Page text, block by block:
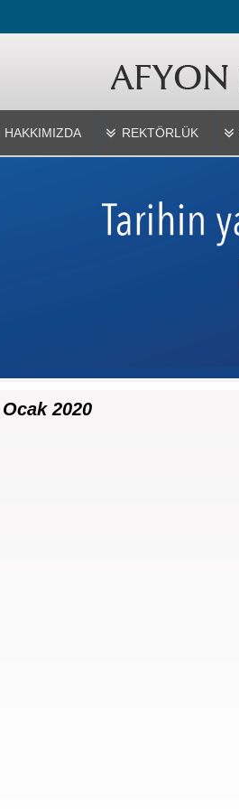
HAKKIMIZDA REKTÖRLÜK
Ocak 2020